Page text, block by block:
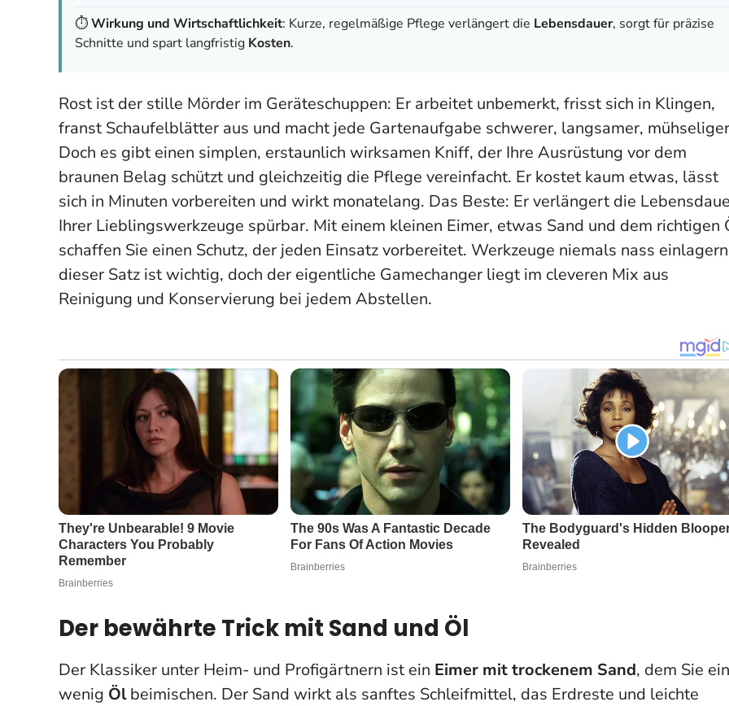
⏱️Wirkung und Wirtschaftlichkeit: Kurze, regelmäßige Pflege verlängert die Lebensdauer, sorgt für präzise
Schnitte und spart langfristig Kosten.
Rost ist der stille Mörder im Geräteschuppen: Er arbeitet unbemerkt, frisst sich in Klingen,
franst Schaufelblätter aus und macht jede Gartenaufgabe schwerer, langsamer,
Doch es gibt einen simplen, erstaunlich wirksamen Kniff, der Ihre Ausrüstung vor dem
braunen Belag schützt und gleichzeitig die Pflege vereinfacht. Er kostet kaum etwas, lässt
sich in Minuten vorbereiten und wirkt monatelang. Das Beste: Er verlängert die
Ihrer Lieblingswerkzeuge spürbar. Mit einem kleinen Eimer, etwas Sand und dem richtigen
schaffen Sie einen Schutz, der jeden Einsatz vorbereitet. Werkzeuge niemals nass einlagern
dieser Satz ist wichtig, doch der eigentliche Gamechanger liegt im cleveren Mix aus
Reinigung und Konservierung bei jedem Abstellen.
Der bewährte Trick mit Sand und Öl
Der Klassiker unter Heim- und Profigärtnern ist ein Eimer mit trockenem Sand, dem Sie ein
wenig Ölbeimischen. Der Sand wirkt als sanftes Schleifmittel, das Erdreste und leichte